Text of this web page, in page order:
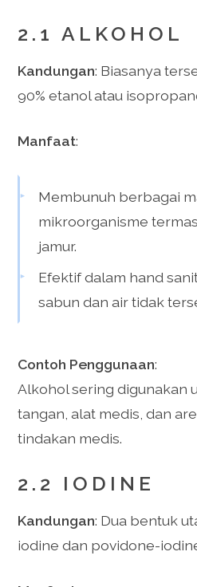
2.1 ALKOHOL
Kandungan: Biasanya
90% etanol atau
Manfaat:
Membunuh berbagai
mikroorganisme
jamur.
Efektif dalam hand
sabun dan air tidak
Contoh Penggunaan:
Alkohol sering digunakan
tangan, alat medis, dan
tindakan medis.
2.2 IODINE
Kandungan: Dua bentuk
iodine dan povidone-